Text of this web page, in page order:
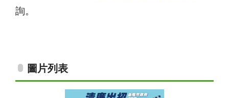
詢。
圖片列表